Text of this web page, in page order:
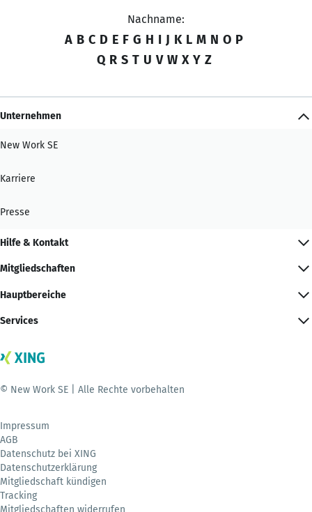
Nachname:
A B C D E F G H I J K L M N O P
Q R S T U V W X Y Z
Unternehmen
New Work SE
Karriere
Presse
Hilfe & Kontakt
Mitgliedschaften
Hauptbereiche
Services
© New Work SE | Alle Rechte vorbehalten
Impressum
AGB
Datenschutz bei XING
Datenschutzerklärung
Mitgliedschaft kündigen
Tracking
Mitgliedschaften widerrufen